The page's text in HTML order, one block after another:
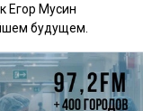
Егор Мусин
будущем.